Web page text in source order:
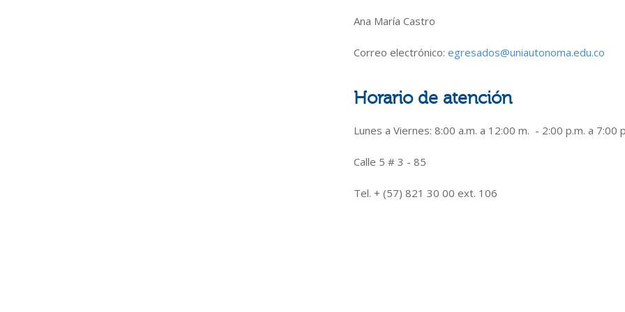
Ana María Castro
Correo electrónico: egresados@uniautonoma.edu.co
Horario de atención
Lunes a Viernes: 8:00 a.m. a 12:00 m. - 2:00 p.m. a 7:00
Calle 5 # 3 - 85
Tel. + (57) 821 30 00 ext. 106